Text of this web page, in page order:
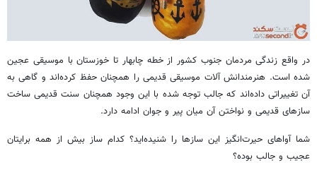
در واقع زندگی مردمان جنوب کشور از خطه چابهار تا خوزستان با موسیقی عجین
شده است. هنرمندانش آلات موسیقی قدیمی را همچنان حفظ کرده‌اند و گاهی به
آن تغییراتی داده‌اند که جالب توجه شده با این وجود همچنان سنت قدیمی ساخت
سازهای قدیمی و نواختن آن میان پیر و جوان ادامه دارد.
شما آواهای حیرت‌انگیز این سازها را شنیده‌اید؟ کدام ساز بیش از همه برایتان
عجیب و جالب بوده؟